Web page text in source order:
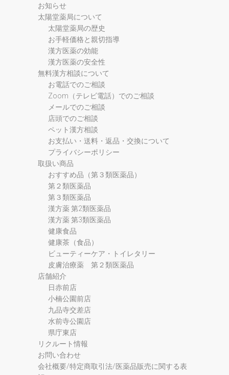
お知らせ
太陽堂薬局について
太陽堂薬局の歴史
お手軽価格と親切指導
漢方医薬の効能
漢方医薬の安全性
無料漢方相談について
お電話でのご相談
Zoom（テレビ電話）でのご相談
メールでのご相談
店頭でのご相談
ペット漢方相談
お支払い・送料・返品・交換について
プライバシーポリシー
取扱い商品
おすすめ品（第３類医薬品）
第２類医薬品
第３類医薬品
漢方薬 第2類医薬品
漢方薬 第3類医薬品
健康食品
健康茶（食品）
ビューティーケア・トイレタリー
皮膚治療薬 第２類医薬品
店舗紹介
日赤前店
小楠公園前店
九品寺交差店
水前寺公園店
県庁東店
リクルート情報
お問い合わせ
会社概要/特定商取引法/医薬品販売に関する表